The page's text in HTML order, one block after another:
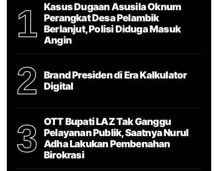
1
Kasus Dugaan Asusila Oknum
Perangkat Desa Pelambik
Berlanjut, Polisi Diduga Masuk
Angin
2
Brand Presiden di Era Kalkulator
Digital
3
OTT Bupati LAZ Tak Ganggu
Pelayanan Publik, Saatnya Nurul
Adha Lakukan Pembenahan
Birokrasi